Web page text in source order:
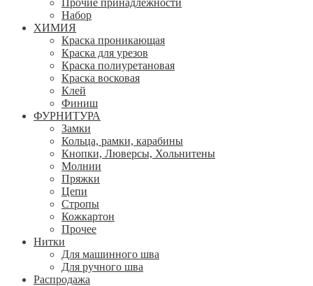
Прочие принадлежности
Набор
ХИМИЯ
Краска проникающая
Краска для урезов
Краска полиуретановая
Краска восковая
Клей
Финиш
ФУРНИТУРА
Замки
Кольца, рамки, карабины
Кнопки, Люверсы, Хольнитены
Молнии
Пряжки
Цепи
Стропы
Кожкартон
Прочее
Нитки
Для машинного шва
Для ручного шва
Распродажа